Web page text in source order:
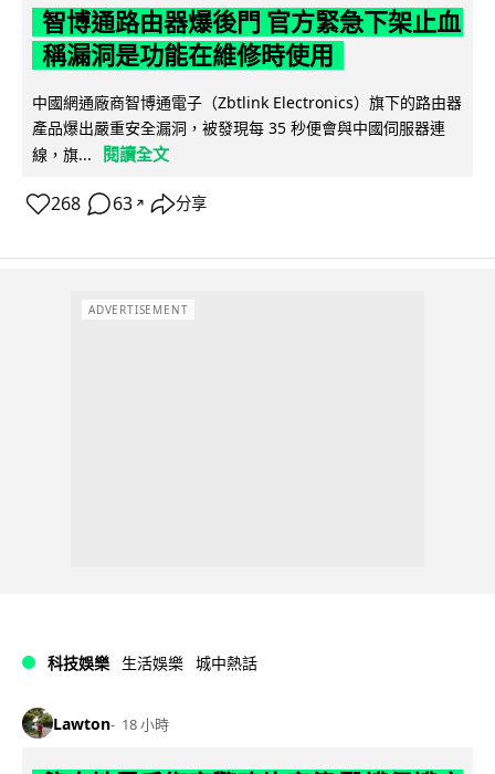
智博通路由器爆後門 官方緊急下架止血
稱漏洞是功能在維修時使用
中國網通廠商智博通電子（Zbtlink Electronics）旗下的路由器
產品爆出嚴重安全漏洞，被發現每 35 秒便會與中國伺服器連
線，旗...
閱讀全文
268 63 ↗ 分享
ADVERTISEMENT
科技娛樂 生活娛樂 城中熱話
Lawton 18 小時